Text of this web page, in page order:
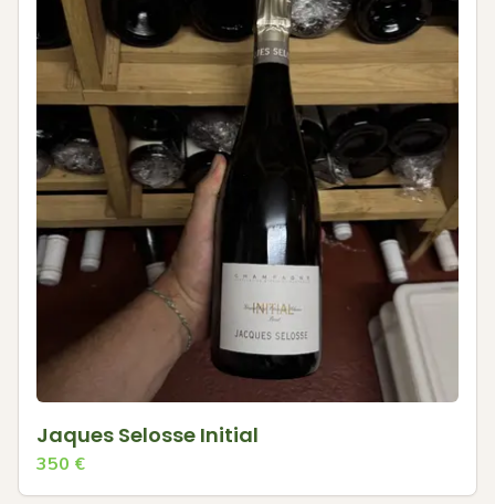
Jaques Selosse Initial
350 €